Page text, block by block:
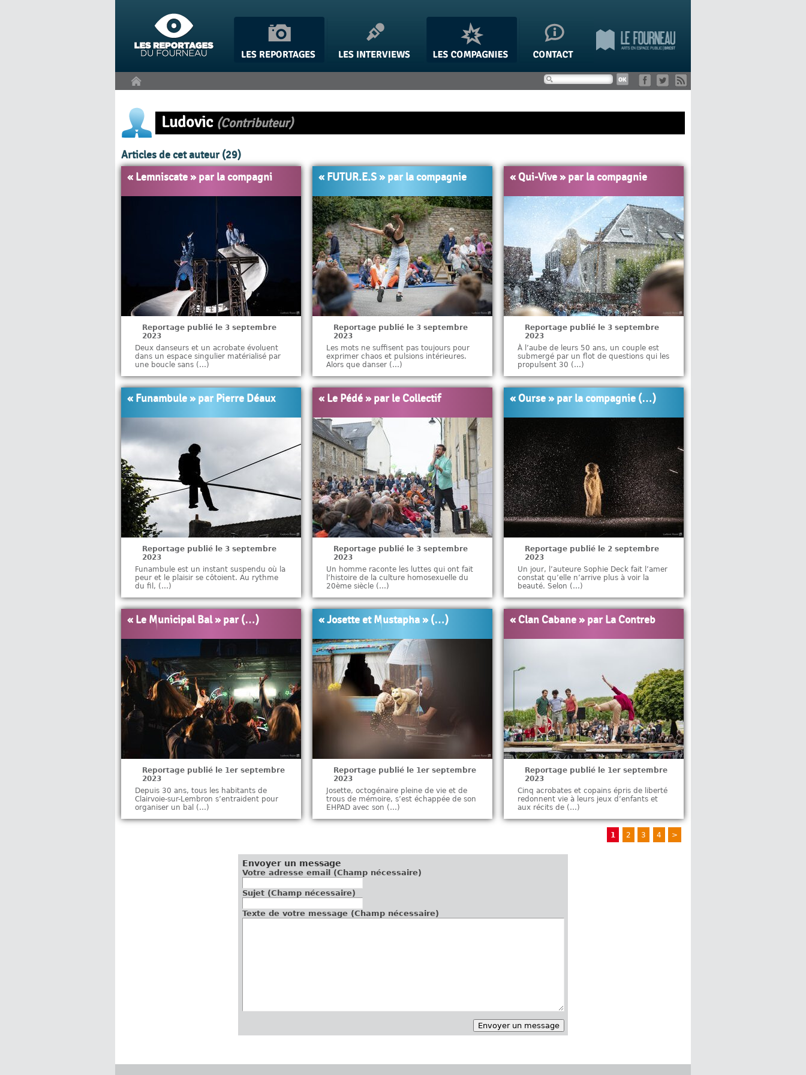
Ludovic (Contributeur)
Articles de cet auteur (29)
« Lemniscate » par la compagni
Reportage publié le 3 septembre
2023
Deux danseurs et un acrobate évoluent
dans un espace singulier matérialisé par
une boucle sans (…)
« FUTUR.E.S » par la compagnie
Reportage publié le 3 septembre
2023
Les mots ne suffisent pas toujours pour
exprimer chaos et pulsions intérieures.
Alors que danser (…)
« Qui-Vive » par la compagnie
Reportage publié le 3 septembre
2023
À l’aube de leurs 50 ans, un couple est
submergé par un flot de questions qui les
propulsent 30 (…)
« Funambule » par Pierre Déaux
Reportage publié le 3 septembre
2023
Funambule est un instant suspendu où la
peur et le plaisir se côtoient. Au rythme
du fil, (…)
« Le Pédé » par le Collectif
Reportage publié le 3 septembre
2023
Un homme raconte les luttes qui ont fait
l’histoire de la culture homosexuelle du
20ème siècle (…)
« Ourse » par la compagnie (…)
Reportage publié le 2 septembre
2023
Un jour, l’auteure Sophie Deck fait l’amer
constat qu’elle n’arrive plus à voir la
beauté. Selon (…)
« Le Municipal Bal » par (…)
Reportage publié le 1er septembre
2023
Depuis 30 ans, tous les habitants de
Clairvoie-sur-Lembron s’entraident pour
organiser un bal (…)
« Josette et Mustapha » (…)
Reportage publié le 1er septembre
2023
Josette, octogénaire pleine de vie et de
trous de mémoire, s’est échappée de son
EHPAD avec son (…)
« Clan Cabane » par La Contreb
Reportage publié le 1er septembre
2023
Cinq acrobates et copains épris de liberté
redonnent vie à leurs jeux d’enfants et
aux récits de (…)
1 2 3 4 >
Envoyer un message
Votre adresse email (Champ nécessaire)
Sujet (Champ nécessaire)
Texte de votre message (Champ nécessaire)